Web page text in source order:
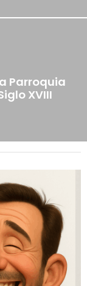
Parroquia
XVIII